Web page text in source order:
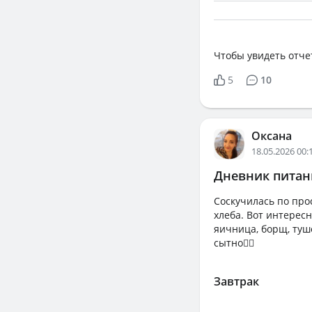
Чтобы увидеть
5
10
Оксана
18.05.2026
Дневник
Соскучилась по
хлеба. Вот
яичница, борщ,
сытно🤷‍♀️
Завтрак